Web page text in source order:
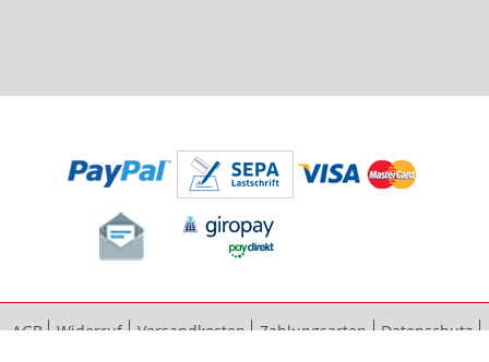
AGB Widerruf Versandkosten Zahlungsarten
Datenschutz